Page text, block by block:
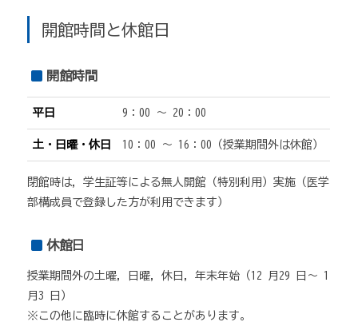
開館時間と休館日
開館時間
平日 9：00 ～ 20：00
土・日曜・休日 10：00 ～ 16：00（授業期間外は休館）
閉館時は，学生証等による無人開館（特別利用）実施（医学
部構成員で登録した方が利用できます）
休館日
授業期間外の土曜，日曜，休日，年末年始（12 月29 日～ 1
月3 日）
※この他に臨時に休館することがあります。